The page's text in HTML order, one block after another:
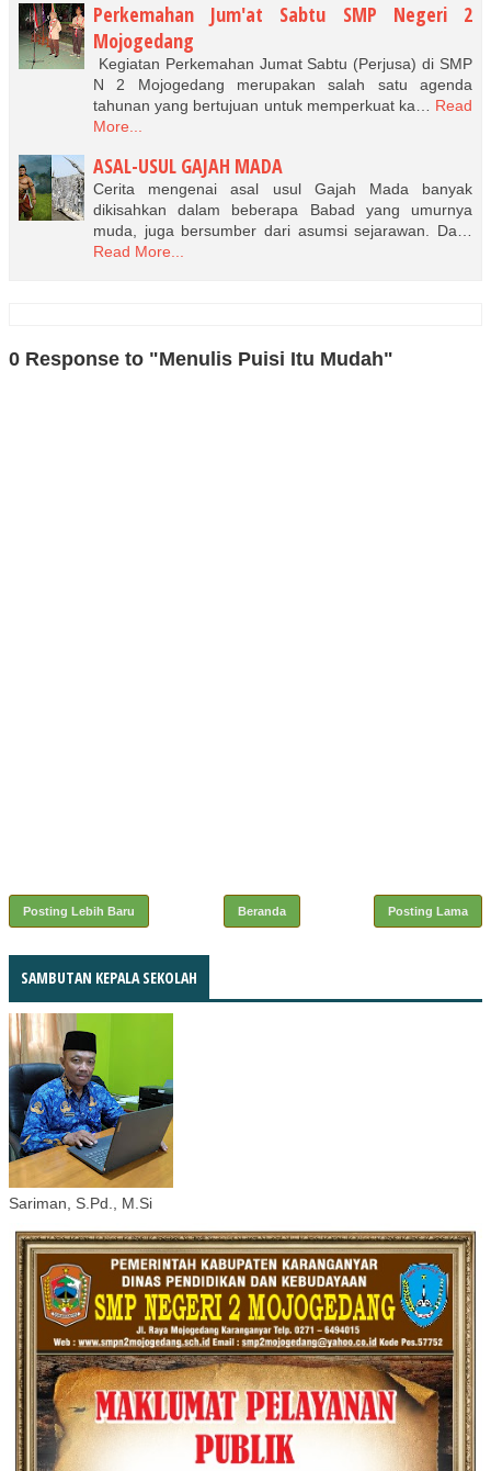
Perkemahan Jum'at Sabtu SMP Negeri 2
Mojogedang
Kegiatan Perkemahan Jumat Sabtu (Perjusa) di SMP
N 2 Mojogedang merupakan salah satu agenda
tahunan yang bertujuan untuk memperkuat ka… Read
More...
ASAL-USUL GAJAH MADA
Cerita mengenai asal usul Gajah Mada banyak
dikisahkan dalam beberapa Babad yang umurnya
muda, juga bersumber dari asumsi sejarawan. Da…
Read More...
0 Response to "Menulis Puisi Itu Mudah"
Posting Lebih Baru Posting Lama
Beranda
SAMBUTAN KEPALA SEKOLAH
Sariman, S.Pd., M.Si